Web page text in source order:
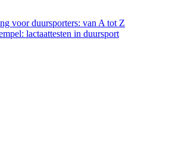
voor duursporters: van A tot Z
lactaattesten in duursport